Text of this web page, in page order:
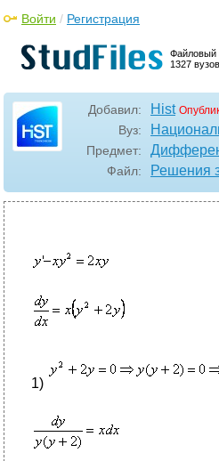
Файловый
1327
Войти / Регистрация
Добавил: Hist
Вуз:
Предмет:
Файл: Решения
1)